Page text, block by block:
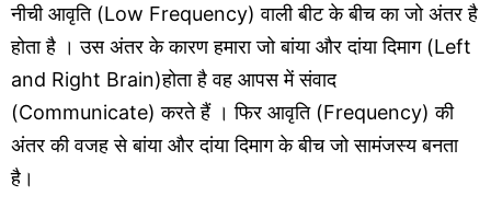
नीची आवृति (Low Frequency) वाली बीट के बीच का जो अंतर है
होता है । उस अंतर के कारण हमारा जो बांया और दांया दिमाग (Left
and Right Brain)होता है वह आपस में संवाद
(Communicate) करते हैं । फिर आवृति (Frequency) की
अंतर की वजह से बांया और दांया दिमाग के बीच जो सामंजस्य बनता
है।